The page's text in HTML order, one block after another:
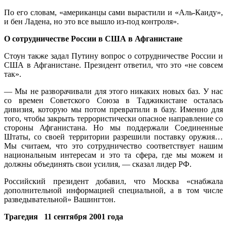
По его словам, «американцы сами вырастили и «Аль-Каиду»,
и бен Ладена, но это все вышло из-под контроля».
О сотрудничестве России в США в Афганистане
Стоун также задал Путину вопрос о сотрудничестве России и
США в Афганистане. Президент ответил, что это «не совсем
так».
— Мы не разворачивали для этого никаких новых баз. У нас
со времен Советского Союза в Таджикистане осталась
дивизия, которую мы потом превратили в базу. Именно для
того, чтобы закрыть террористически опасное направление со
стороны Афганистана. Но мы поддержали Соединенные
Штаты, со своей территории разрешили поставку оружия…
Мы считаем, что это сотрудничество соответствует нашим
национальным интересам и это та сфера, где мы можем и
должны объединять свои усилия, — сказал лидер РФ.
Российский президент добавил, что Москва «снабжала
дополнительной информацией специальной, а в том числе
разведывательной» Вашингтон.
Трагедия 11 сентября 2001 года